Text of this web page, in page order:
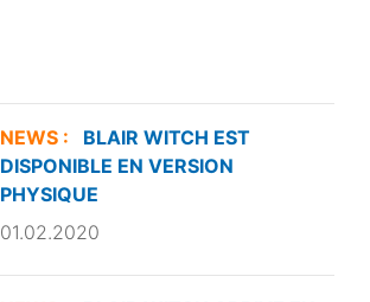
NEWS :
BLAIR WITCH EST
DISPONIBLE EN VERSION
PHYSIQUE
01.02.2020